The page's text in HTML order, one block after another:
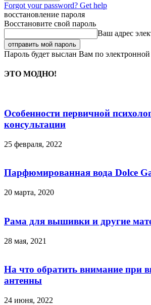
Forgot your password? Get help
восстановление пароля
Восстановите свой пароль
Ваш адрес
Пароль будет выслан Вам по электронной
ЭТО МОДНО!
Особенности первичной
консультации
25 февраля, 2022
Парфюмированная вода Dolce
20 марта, 2020
Рама для вышивки и другие
28 мая, 2021
На что обратить внимание при
антенны
24 июня, 2022